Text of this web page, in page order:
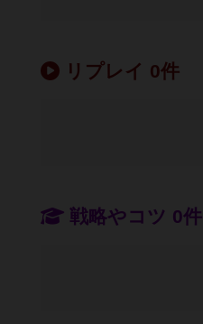
リプレイ 0件
戦略やコツ 0件